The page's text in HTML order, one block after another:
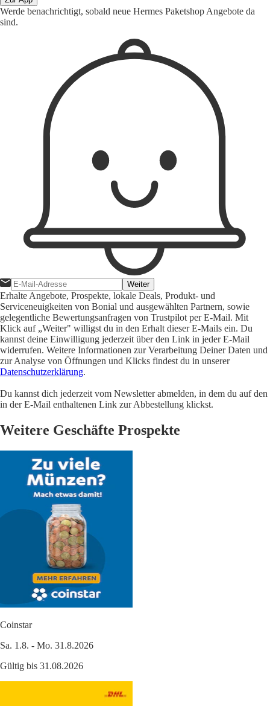
Werde benachrichtigt, sobald neue Hermes Paketshop Angebote da
sind.
Weiter
Erhalte Angebote, Prospekte, lokale Deals, Produkt- und
Serviceneuigkeiten von Bonial und ausgewählten Partnern, sowie
gelegentliche Bewertungsanfragen von Trustpilot per E-Mail. Mit
Klick auf „Weiter" willigst du in den Erhalt dieser E-Mails ein. Du
kannst deine Einwilligung jederzeit über den Link in jeder E-Mail
widerrufen. Weitere Informationen zur Verarbeitung Deiner Daten und
zur Analyse von Öffnungen und Klicks findest du in unserer
Datenschutzerklärung.
Du kannst dich jederzeit vom Newsletter abmelden, in dem du auf den
in der E-Mail enthaltenen Link zur Abbestellung klickst.
Weitere Geschäfte Prospekte
Coinstar
Sa. 1.8. - Mo. 31.8.2026
Gültig bis 31.08.2026